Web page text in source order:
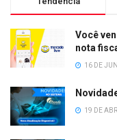
Você
nota
16 DE
19 DE